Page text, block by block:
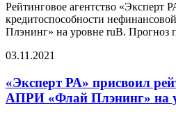
Рейтинговое агентство «Эксперт
кредитоспособности
Плэнинг» на уровне ruB. Прогноз
03.11.2021
«Эксперт РА» присвоил
АПРИ «Флай Плэнинг» на